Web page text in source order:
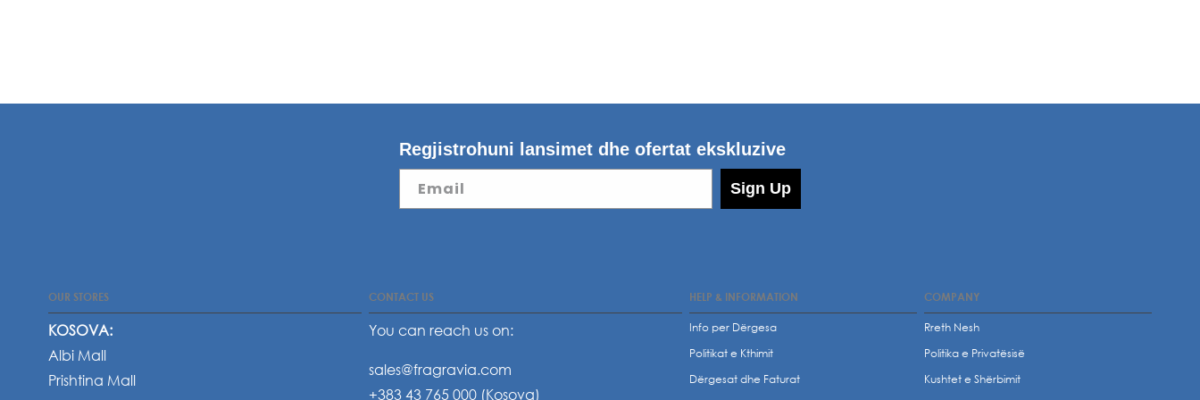
Regjistrohuni lansimet dhe ofertat ekskluzive
Email Sign Up
OUR STORES
KOSOVA:
Albi Mall
Prishtina Mall
CONTACT US
You can reach us on:
sales@fragravia.com
+383 43 765 000 (Kosova)
HELP & INFORMATION
Info per Dërgesa
Politikat e Kthimit
Dërgesat dhe Faturat
COMPANY
Rreth Nesh
Politika e Privatësisë
Kushtet e Shërbimit